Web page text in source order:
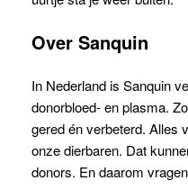
Over Sanquin
In Nederland is Sanquin
donorbloed- en plasma.
gered én verbeterd. Alles
onze dierbaren. Dat
donors. En daarom